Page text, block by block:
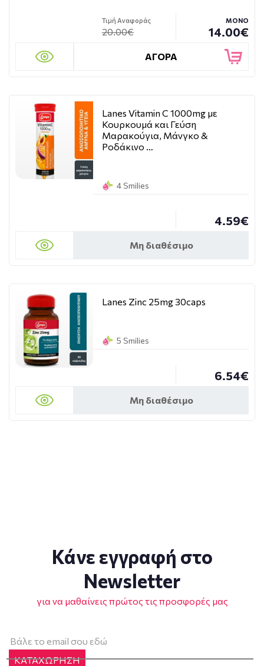
Τιμή Αναφοράς
20.00€
ΜΟΝΟ
14.00€
ΑΓΟΡΑ
Lanes Vitamin C 1000mg με
Κουρκουμά και Γεύση
Μαρακούγια, Μάνγκο &
Ροδάκινο …
4 Smilies
4.59€
Μη διαθέσιμο
Lanes Zinc 25mg 30caps
5 Smilies
6.54€
Μη διαθέσιμο
Κάνε εγγραφή στο
Newsletter
για να μαθαίνεις πρώτος τις προσφορές μας
ΚΑΤΑΧΩΡΗΣΗ